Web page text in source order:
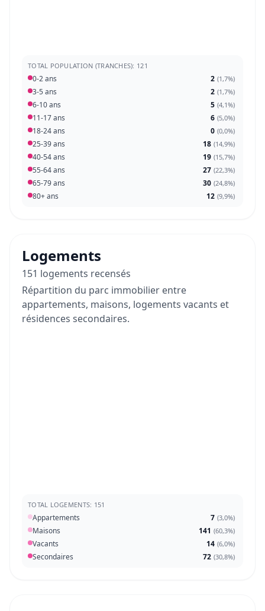
TOTAL POPULATION (TRANCHES): 121
0-2 ans 2 (1,7%)
3-5 ans 2 (1,7%)
6-10 ans 5 (4,1%)
11-17 ans 6 (5,0%)
18-24 ans 0 (0,0%)
25-39 ans 18 (14,9%)
40-54 ans 19 (15,7%)
55-64 ans 27 (22,3%)
65-79 ans 30 (24,8%)
80+ ans 12 (9,9%)
Logements
151 logements recensés
Répartition du parc immobilier entre
appartements, maisons, logements vacants et
résidences secondaires.
TOTAL LOGEMENTS: 151
Appartements 7 (3,0%)
Maisons 141 (60,3%)
Vacants 14 (6,0%)
Secondaires 72 (30,8%)